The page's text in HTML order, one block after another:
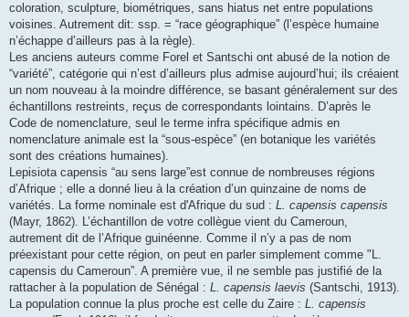
coloration, sculpture, biométriques, sans hiatus net entre populations
voisines. Autrement dit: ssp. = “race géographique” (l’espèce humaine
n’échappe d’ailleurs pas à la règle).
Les anciens auteurs comme Forel et Santschi ont abusé de la notion de
“variété”, catégorie qui n’est d’ailleurs plus admise aujourd’hui; ils créaient
un nom nouveau à la moindre différence, se basant généralement sur des
échantillons restreints, reçus de correspondants lointains. D’après le
Code de nomenclature, seul le terme infra spécifique admis en
nomenclature animale est la “sous-espèce” (en botanique les variétés
sont des créations humaines).
Lepisiota capensis “au sens large”est connue de nombreuses régions
d’Afrique ; elle a donné lieu à la création d’un quinzaine de noms de
variétés. La forme nominale est d'Afrique du sud : L. capensis capensis
(Mayr, 1862). L’échantillon de votre collègue vient du Cameroun,
autrement dit de l’Afrique guinéenne. Comme il n’y a pas de nom
préexistant pour cette région, on peut en parler simplement comme "L.
capensis du Cameroun”. A première vue, il ne semble pas justifié de la
rattacher à la population de Sénégal : L. capensis laevis (Santschi, 1913).
La population connue la plus proche est celle du Zaire : L. capensis